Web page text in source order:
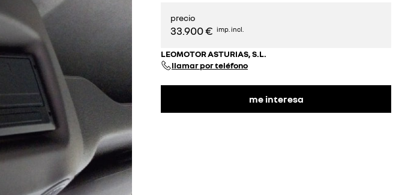
precio
33.900 € imp. incl.
LEOMOTOR ASTURIAS, S.L.
llamar por teléfono
me interesa